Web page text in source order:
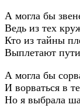
А могла бы
Ведь из тех
Кто из тайны
Выплетают
А могла бы
И ворваться в
Но я выбрала